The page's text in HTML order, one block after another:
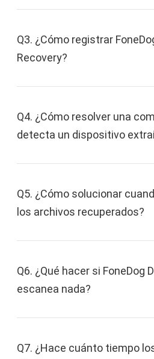
Q3. ¿Cómo registrar
Recovery?
Q4. ¿Cómo resolver una
detecta un dispositivo
Q5. ¿Cómo solucionar
los archivos recuperados?
Q6. ¿Qué hacer si FoneDog
escanea nada?
Q7. ¿Hace cuánto tiempo